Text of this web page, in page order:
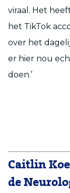
viraal. Het
het TikTok
over het
er hier nou
doen.’
Caitlin
de